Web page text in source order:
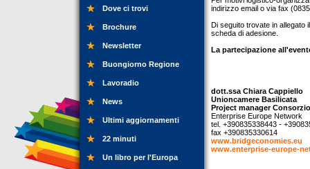
Dove ci trovi
Brochure
Newsletter
Buongiorno Regione
Lavoradio
News
Ultimi aggiornamenti
22 minuti
Un libro per l'Europa
indirizzo email o via fax
Di seguito trovate in allegato
scheda di adesione.
La partecipazione
dott.ssa Chiara Cappiello
Unioncamere Basilicata
Project manager
Enterprise Europe Network
tel. +390835338443 -
fax +390835330614
www.bridgeconomies.eu
www.enterprise-europe-